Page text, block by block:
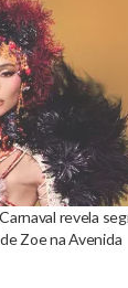
revela
Zoe na Avenida